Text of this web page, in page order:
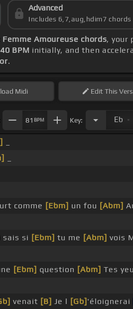
Advanced
Includes 6,7,aug,hdim7 chords
Femme Amoureuse chords, your
40 BPM initially, and then
.
Midi EditThis
81 BPM Key: Eb .
comme [Ebm] un fou [Abm]
sais si [Ebm] tu me [Abm] vois
[Ebm] question [Abm] Tes
venait [B] Je l [Gb] 'éloignerai